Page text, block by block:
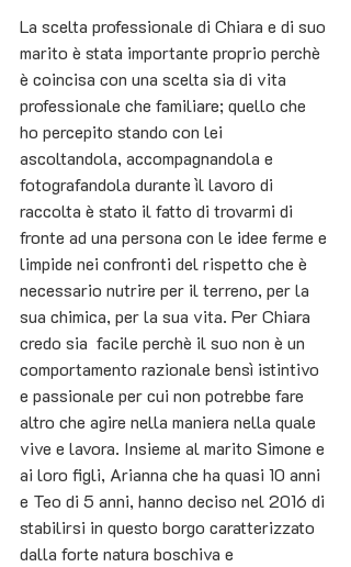
La scelta professionale di Chiara e di suo
marito è stata importante proprio perchè
è coincisa con una scelta sia di vita
professionale che familiare; quello che
ho percepito stando con lei
ascoltandola, accompagnandola e
fotografandola durante ìl lavoro di
raccolta è stato il fatto di trovarmi di
fronte ad una persona con le idee ferme e
limpide nei confronti del rispetto che è
necessario nutrire per il terreno, per la
sua chimica, per la sua vita. Per Chiara
credo sia  facile perchè il suo non è un
comportamento razionale bensì istintivo
e passionale per cui non potrebbe fare
altro che agire nella maniera nella quale
vive e lavora. Insieme al marito Simone e
ai loro figli, Arianna che ha quasi 10 anni
e Teo di 5 anni, hanno deciso nel 2016 di
stabilirsi in questo borgo caratterizzato
dalla forte natura boschiva e